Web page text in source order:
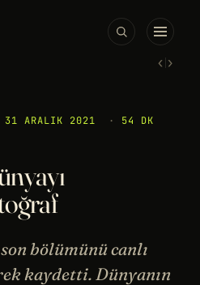
‹›
31 ARALIK 2021 ·
54 DK
bölümünü canlı
kaydetti. Dünyanın